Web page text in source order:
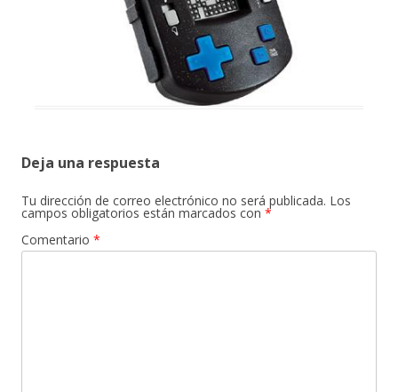
Deja una respuesta
Tu dirección de correo electrónico no será publicada. Los
campos obligatorios están marcados con *
Comentario *